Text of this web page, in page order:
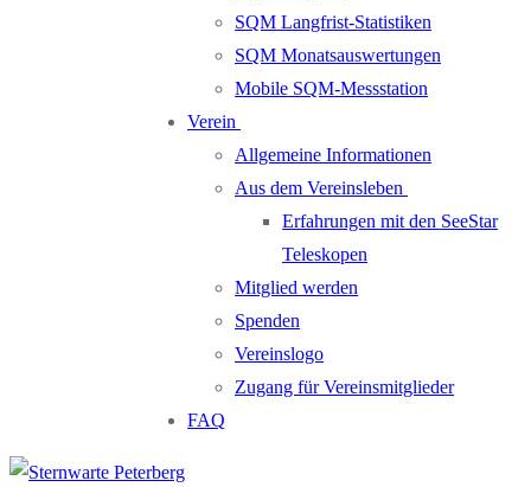
SQM Langfrist-Statistiken
SQM Monatsauswertungen
Mobile SQM-Messstation
Verein
Allgemeine Informationen
Aus dem Vereinsleben
Erfahrungen mit den SeeStar
Teleskopen
Mitglied werden
Spenden
Vereinslogo
Zugang für Vereinsmitglieder
FAQ